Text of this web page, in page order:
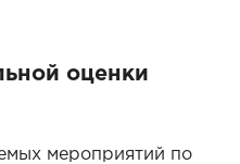
оценки
мероприятий по